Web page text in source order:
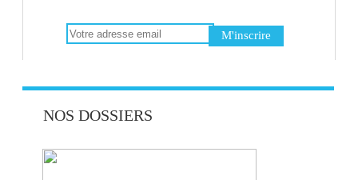
RESPECTUEUX AU TRAVAIL
NOS DOSSIERS